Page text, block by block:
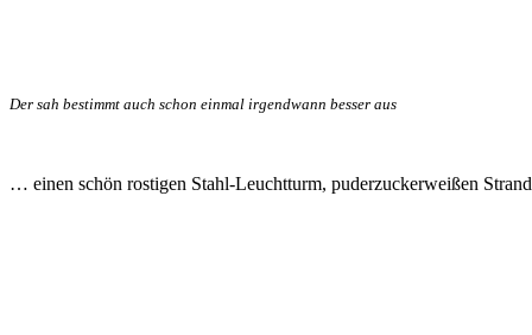
Der sah bestimmt auch schon einmal irgendwann besser aus
… einen schön rostigen Stahl-Leuchtturm, puderzuckerweißen